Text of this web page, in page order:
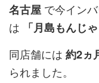
名古屋 で今イン
は
「月島もんじ
同店舗には 約2ヵ
られました。